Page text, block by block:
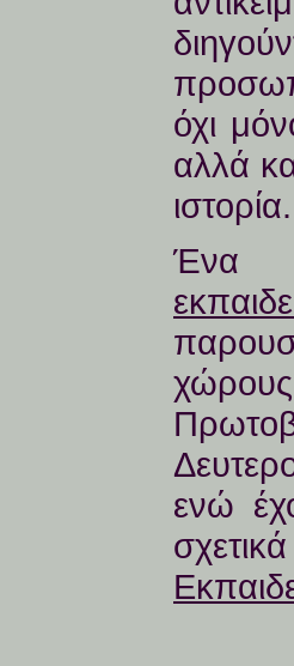
όχι
αλλά
ιστορία.
Ένα
ενώ